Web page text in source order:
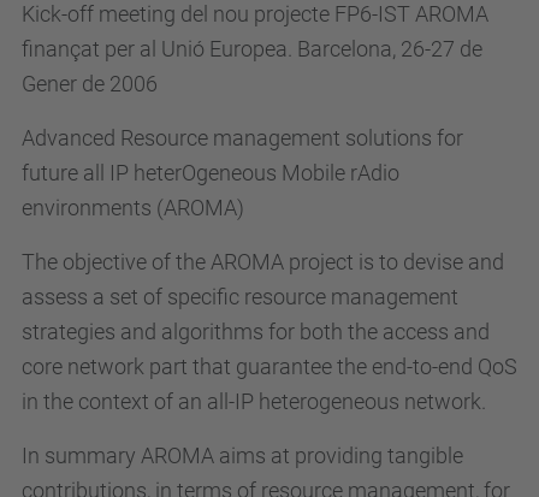
Kick-off meeting del nou projecte FP6-IST AROMA
finançat per al Unió Europea. Barcelona, 26-27 de
Gener de 2006
Advanced Resource management solutions for
future all IP heterOgeneous Mobile rAdio
environments (AROMA)
The objective of the AROMA project is to devise and
assess a set of specific resource management
strategies and algorithms for both the access and
core network part that guarantee the end-to-end QoS
in the context of an all-IP heterogeneous network.
In summary AROMA aims at providing tangible
contributions, in terms of resource management, for